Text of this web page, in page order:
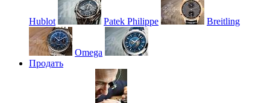
Hublot Patek Philippe Breitling
Omega
Продать